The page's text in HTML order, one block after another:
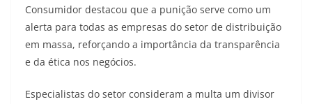
Consumidor destacou que a punição serve como um
alerta para todas as empresas do setor de distribuição
em massa, reforçando a importância da transparência
e da ética nos negócios.
Especialistas do setor consideram a multa um divisor